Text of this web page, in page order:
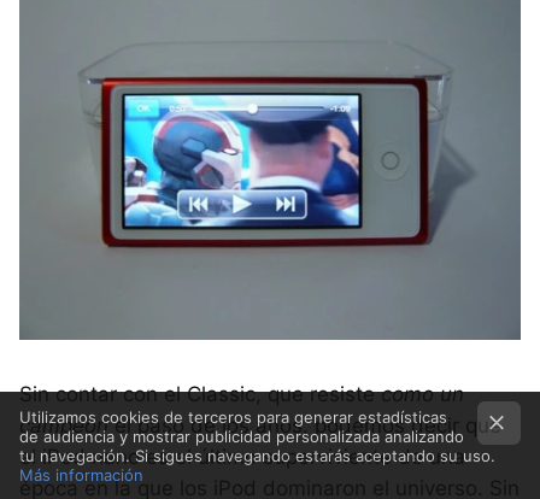
Sin contar con el Classic, que resistecomo un
campeónel paso de los años, podemos decir que
el iPod nano es el último superviviente de una
época en la que los iPod dominaron el universo. Sin
Utilizamos cookies de terceros para generar estadísticas
de audiencia y mostrar publicidad personalizada analizando
tu navegación. Si sigues navegando estarás aceptando su uso.
Más información